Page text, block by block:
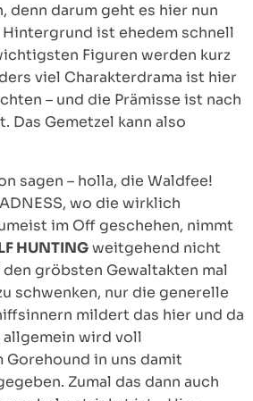
denn darum geht es hier nun
ist ehedem schnell
Figuren werden kurz
viel Charakterdrama ist hier
– und die Prämisse ist nach
Das Gemetzel kann also
sagen – holla, die Waldfee!
wo die wirklich
im Off geschehen, nimmt
HUNTINGweitgehend nicht
gröbsten Gewaltakten mal
schwenken, nur die generelle
mildert das hier und da
allgemein wird voll
Gorehound in uns damit
Zumal das dann auch